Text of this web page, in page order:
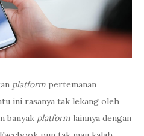
platform pertemanan
ini rasanya tak lekang oleh
banyak platform lainnya dengan